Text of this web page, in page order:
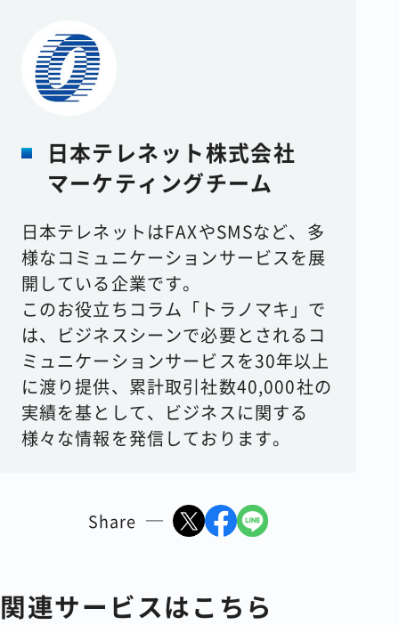
日本テレネット株式会社
マーケティングチーム
日本テレネットはFAXやSMSなど、多
様なコミュニケーションサービスを展
開している企業です。
このお役立ちコラム「トラノマキ」で
は、ビジネスシーンで必要とされるコ
ミュニケーションサービスを30年以上
に渡り提供、累計取引社数40,000社の
実績を基として、ビジネスに関する
様々な情報を発信しております。
Share
関連サービスはこちら